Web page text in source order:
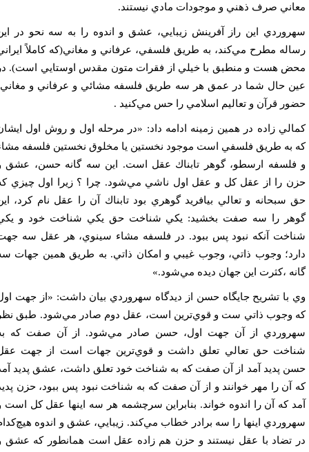
صرف ذهني و موجودات مادي نيستند.
اين راز آفرينش زيبايي، عشق و اندوه را به سه نحو در اين
مطرح مي‌كند، به طريق فلسفي، عرفاني و مغاني(كه كاملاً ايراني
هست و منطبق با خيلي از فقرات متون مقدس اوستايي است). در
حال شما در عمق هر سه طريق فلسفه مشائي و عرفاني و مغاني،
قرآن و تعاليم اسلامي را حس مي‌كنيد .
زاده در همين زمينه ادامه داد: «در مرحله اول و روش اول ايشان
به طريق فلسفي است موجود نخستين يا مخلوق نخستين فلسفه مشاء
فلسفه ارسطو، گوهر تابناك عقل است. اين سه گانه حسن، عشق و
را از عقل كل و عقل اول ناشي مي‌شود. چرا ؟ زيرا اول چيزي كه
سبحانه و تعالي بيافريد گوهري بود تابناك آن ‌را عقل نام كرد، اين
را سه صفت بخشيد: يكي شناخت حق يكي شناخت خود و يكي
آنكه نبود پس ببود. در فلسفه مشاء سينوي، هر عقل سه جهت
وجوب ذاتي، وجوب غيبي و امكان ذاتي. به طريق همين جهات سه
،كثرت اين جهان ديده مي‌شود.»
با تشريح جايگاه حسن از ديدگاه سهروردي بيان داشت: «از جهت اول
وجوب ذاتي ست و قوي‌ترين است، عقل دوم صادر مي‌شود. طبق نظر
از آن جهت اول، حسن صادر مي‌شود. از آن صفت كه به
حق تعالي تعلق داشت و قوي‌ترين جهات است از جهت عقل
پديد آمد از آن صفت كه به شناخت خود تعلق داشت، عشق پديد آمد
آن را مهر خوانند و از آن صفت كه به شناخت نبود پس ببود، حزن پديد
كه آن را اندوه خواند. بنابراين سرچشمه هر سه اينها عقل كل است و
اينها را سه برادر خطاب مي‌كند. زيبايي، عشق و اندوه هيچ‌كدام
تضاد با عقل نيستند و حزن هم زاده عقل است همانطور كه عشق و